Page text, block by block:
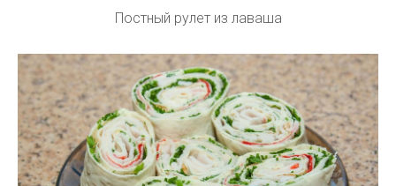
Постный рулет из лаваша